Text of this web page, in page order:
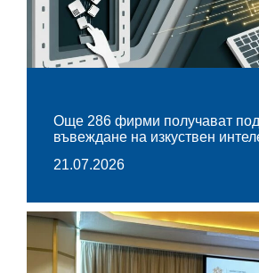
Oще 286 фирми получават
въвеждане на изкуствен
21.07.2026